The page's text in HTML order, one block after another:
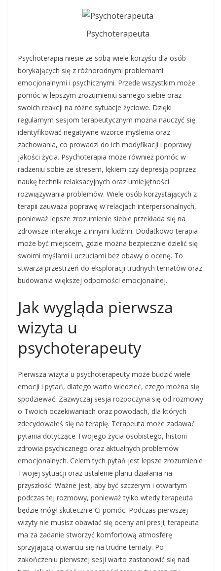
Psychoterapeuta
Psychoterapia niesie ze sobą wiele korzyści dla osób
borykających się z różnorodnymi problemami
emocjonalnymi i psychicznymi. Przede wszystkim może
pomóc w lepszym zrozumieniu samego siebie oraz
swoich reakcji na różne sytuacje życiowe. Dzięki
regularnym sesjom terapeutycznym można nauczyć się
identyfikować negatywne wzorce myślenia oraz
zachowania, co prowadzi do ich modyfikacji i poprawy
jakości życia. Psychoterapia może również pomóc w
radzeniu sobie ze stresem, lękiem czy depresją poprzez
naukę technik relaksacyjnych oraz umiejętności
rozwiązywania problemów. Wiele osób korzystających z
terapii zauważa poprawę w relacjach interpersonalnych,
ponieważ lepsze zrozumienie siebie przekłada się na
zdrowsze interakcje z innymi ludźmi. Dodatkowo terapia
może być miejscem, gdzie można bezpiecznie dzielić się
swoimi myślami i uczuciami bez obawy o ocenę. To
stwarza przestrzeń do eksploracji trudnych tematów oraz
budowania większej odporności emocjonalnej.
Jak wygląda pierwsza
wizyta u
psychoterapeuty
Pierwsza wizyta u psychoterapeuty może budzić wiele
emocji i pytań, dlatego warto wiedzieć, czego można się
spodziewać. Zazwyczaj sesja rozpoczyna się od rozmowy
o Twoich oczekiwaniach oraz powodach, dla których
zdecydowałeś się na terapię. Terapeuta może zadawać
pytania dotyczące Twojego życia osobistego, historii
zdrowia psychicznego oraz aktualnych problemów
emocjonalnych. Celem tych pytań jest lepsze zrozumienie
Twojej sytuacji oraz ustalenie planu działania na
przyszłość. Ważne jest, aby być szczerym i otwartym
podczas tej rozmowy, ponieważ tylko wtedy terapeuta
będzie mógł skutecznie Ci pomóc. Podczas pierwszej
wizyty nie musisz obawiać się oceny ani presji; terapeuta
ma za zadanie stworzyć komfortową atmosferę
sprzyjającą otwarciu się na trudne tematy. Po
zakończeniu pierwszej sesji warto zastanowić się nad